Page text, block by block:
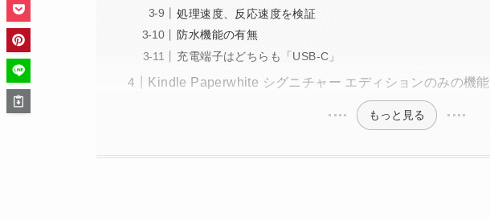
処理速度、反応速度を検証
防水機能の有無
充電端子はどちらも「USB-C」
Kindle Paperwhite シグニチャー エディションのみの機能
もっと見る